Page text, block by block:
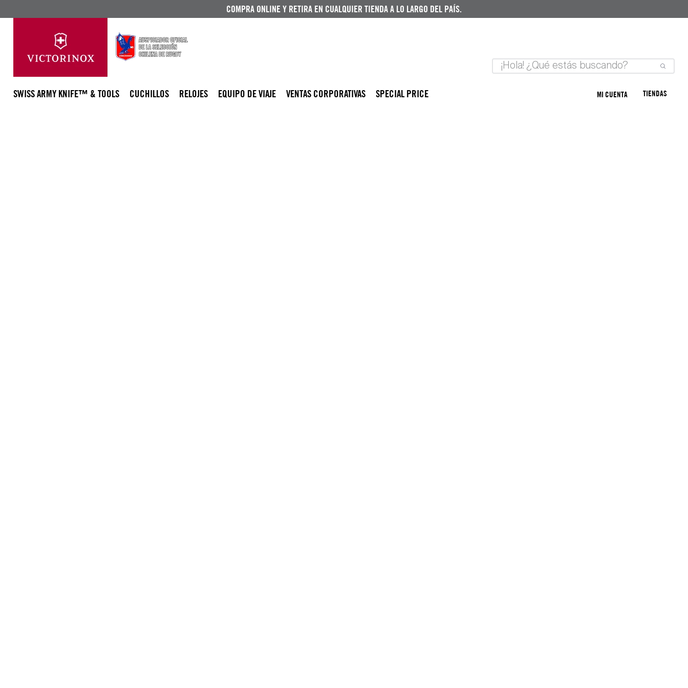
COMPRA ONLINE Y RETIRA EN CUALQUIER TIENDA A LO LARGO DEL PAÍS.
SWISS ARMY KNIFE™ & TOOLS CUCHILLOS RELOJES EQUIPO DE VIAJE VENTAS CORPORATIVAS SPECIAL PRICE MI CUENTA TIENDAS